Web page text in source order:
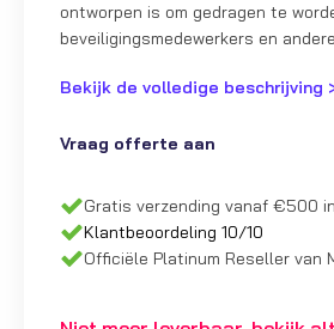
ontworpen is om gedragen te
beveiligingsmedewerkers en
Bekijk de volledige beschrijving
Vraag offerte aan
Gratis verzending vanaf €500
Klantbeoordeling 10/10
Officiële Platinum Reseller van